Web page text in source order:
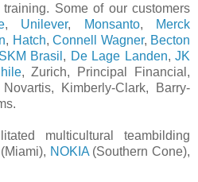
Some of our customers
, Unilever, Monsanto,
Merck
, Hatch,Connell Wagner, Becton
SKM Brasil , De Lage Landen, JK
, Zurich, Principal Financial,
Kimberly-Clark, Barry-
multicultural teambilding
(Miami), NOKIA(Southern Cone),